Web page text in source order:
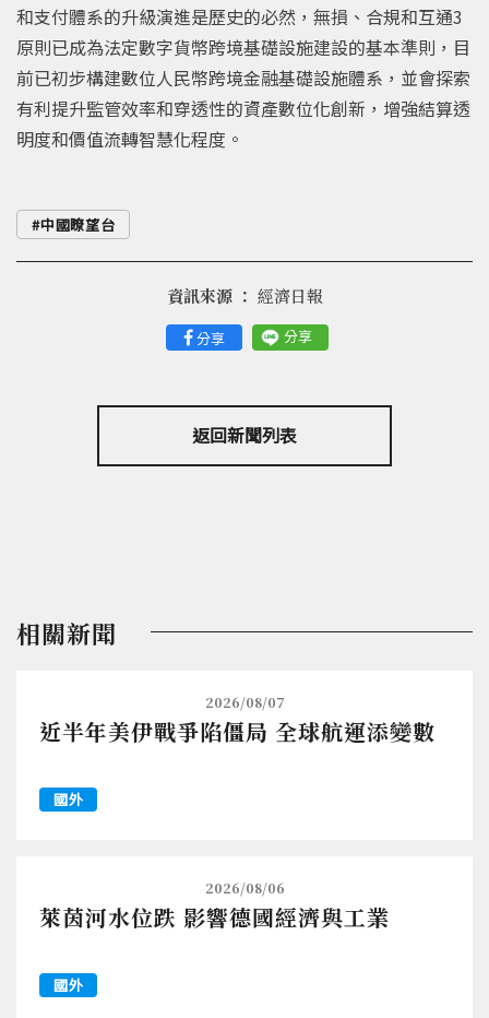
和支付體系的升級演進是歷史的必然，無損、合規和互通3
原則已成為法定數字貨幣跨境基礎設施建設的基本準則，目
前已初步構建數位人民幣跨境金融基礎設施體系，並會探索
有利提升監管效率和穿透性的資產數位化創新，增強結算透
明度和價值流轉智慧化程度。
中國瞭望台
分享 分享
資訊來源 ： 經濟日報
返回新聞列表
相關新聞
2026/08/07
近半年美伊戰爭陷僵局 全球航運添變數
國外
2026/08/06
萊茵河水位跌 影響德國經濟與工業
國外